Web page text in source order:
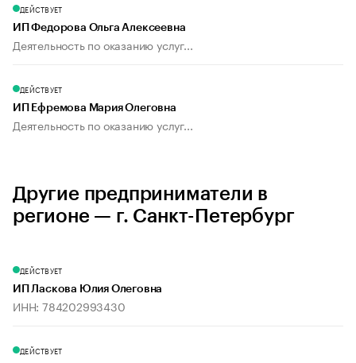
ДЕЙСТВУЕТ
ИП Федорова Ольга Алексеевна
Деятельность по оказанию услуг...
ДЕЙСТВУЕТ
ИП Ефремова Мария Олеговна
Деятельность по оказанию услуг...
Другие предприниматели в
регионе — г. Санкт-Петербург
ДЕЙСТВУЕТ
ИП Ласкова Юлия Олеговна
ИНН: 784202993430
ДЕЙСТВУЕТ